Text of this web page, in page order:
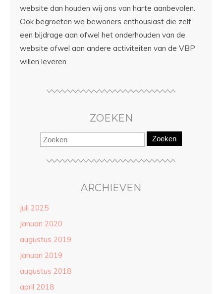
website dan houden wij ons van harte aanbevolen.
Ook begroeten we bewoners enthousiast die zelf
een bijdrage aan ofwel het onderhouden van de
website ofwel aan andere activiteiten van de VBP
willen leveren.
ZOEKEN
Zoeken
ARCHIEVEN
juli 2025
januari 2020
augustus 2019
januari 2019
augustus 2018
april 2018